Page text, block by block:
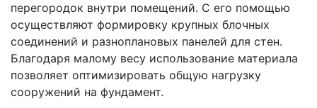
перегородок внутри помещений. С его помощью
осуществляют формировку крупных блочных
соединений и разноплановых панелей для стен.
Благодаря малому весу использование материала
позволяет оптимизировать общую нагрузку
сооружений на фундамент.